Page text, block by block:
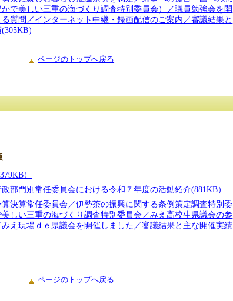
かで美しい三重の海づくり調査特別委員会）／議員勉強会を開
質問／インターネット中継・録画配信のご案内／審議結果と
）
ページのトップへ戻る
）
部門別常任委員会における令和７年度の活動紹介(881KB）
算決算常任委員会／伊勢茶の振興に関する条例策定調査特別委
美しい三重の海づくり調査特別委員会／みえ高校生県議会の参
え現場ｄｅ県議会を開催しました／審議結果と主な開催実績
ページのトップへ戻る